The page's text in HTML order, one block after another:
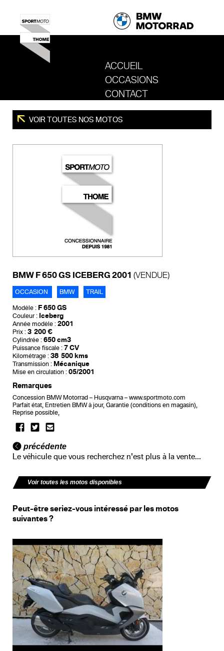
ACCUEIL
REVENIR AU SITE DE SPORT MOTO
OCCASIONS
CONTACT
VOIR TOUTES NOS MOTOS
BMW F 650 GS ICEBERG 2001 (VENDUE)
OCCASION BMW TRAIL
Modèle : F 650 GS
Couleur : Iceberg
Année modèle : 2001
Prix : 3 200 €
Cylindrée : 650 cm3
Puissance fiscale : 7 CV
Kilométrage : 38 500 kms
Transmission : Mécanique
Mise en circulation : 05/2001
Remarques
Concession BMW Motorrad – Husqvarna – www.sportmoto.com
Parfait état, Entretien BMW à jour, Garantie (conditions en magasin),
Reprise possible,
précédente
Le véhicule que vous recherchez n'est plus à la vente...
Voir toutes les motos disponibles
Peut-être seriez-vous intéressé par les motos
suivantes ?